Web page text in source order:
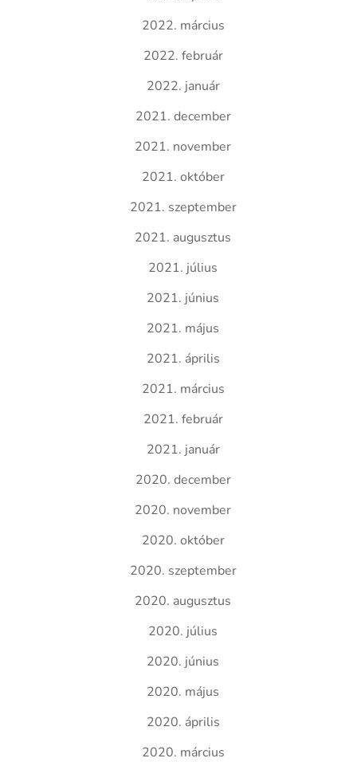
2022. március
2022. február
2022. január
2021. december
2021. november
2021. október
2021. szeptember
2021. augusztus
2021. július
2021. június
2021. május
2021. április
2021. március
2021. február
2021. január
2020. december
2020. november
2020. október
2020. szeptember
2020. augusztus
2020. július
2020. június
2020. május
2020. április
2020. március